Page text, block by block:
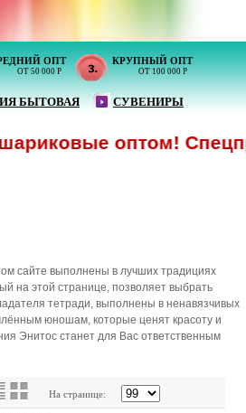
ОПТ
ОТ 50 000 Р
КРУПНЫЙ ОПТ
ОТ 100 000 Р
БЫТОВАЯ СУВЕНИРЫ
оптом!
сайте выполнены в лучших традициях
на этой странице, позволяет выбрать
тетради, выполнены в ненавязчивых
юношам, которые ценят красоту и
Энитос станет для Вас ответственным
На странице: